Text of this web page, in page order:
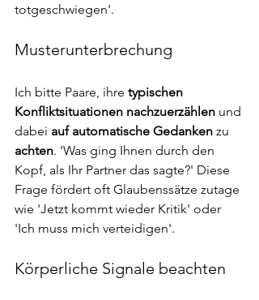
totgeschwiegen'.
Musterunterbrechung
Ich bitte Paare, ihre typischen
Konfliktsituationen nachzuerzählen und
dabei auf automatische Gedanken zu
achten. 'Was ging Ihnen durch den
Kopf, als Ihr Partner das sagte?' Diese
Frage fördert oft Glaubenssätze zutage
wie 'Jetzt kommt wieder Kritik' oder
'Ich muss mich verteidigen'.
Körperliche Signale beachten